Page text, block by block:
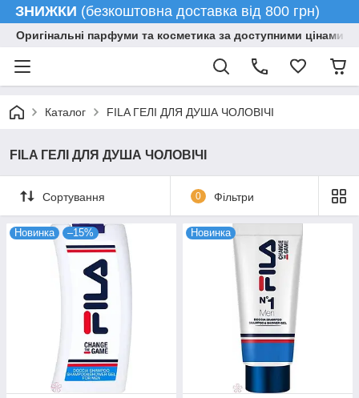
ЗНИЖКИ (безкоштовна доставка від 800 грн)
Оригінальні парфуми та косметика за доступними цінами
Каталог FILA ГЕЛІ ДЛЯ ДУША ЧОЛОВІЧІ
FILA ГЕЛІ ДЛЯ ДУША ЧОЛОВІЧІ
Сортування 0 Фільтри
Новинка –15% Новинка